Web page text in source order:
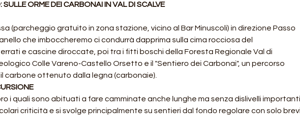
ORME DEI CARBONAI IN VAL DI SCALVE
(parcheggio gratuito in zona stazione, vicino al Bar Minuscoli) in direzione Passo
che imboccheremo ci condurrà dapprima sulla cima rocciosa del
e cascine diroccate, poi tra i fitti boschi della Foresta Regionale Val di
Colle Vareno-Castello Orsetto e il "Sentiero dei Carbonai", un percorso
carbone ottenuto dalla legna (carbonaie).
i quali sono abituati a fare camminate anche lunghe ma senza dislivelli importanti.
criticità e si svolge principalmente su sentieri dal fondo regolare con solo brevi